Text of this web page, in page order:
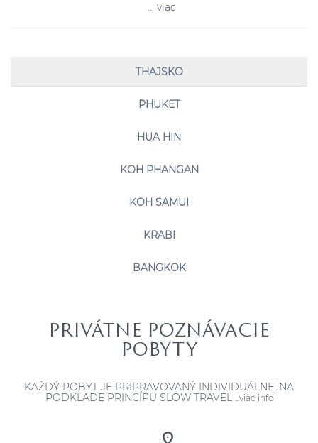
... viac
THAJSKO
PHUKET
HUA HIN
KOH PHANGAN
KOH SAMUI
KRABI
BANGKOK
PRIVÁTNE POZNÁVACIE
POBYTY
KAŽDÝ POBYT JE PRIPRAVOVANÝ INDIVIDUÁLNE, NA
PODKLADE PRINCÍPU SLOW TRAVEL ...viac info